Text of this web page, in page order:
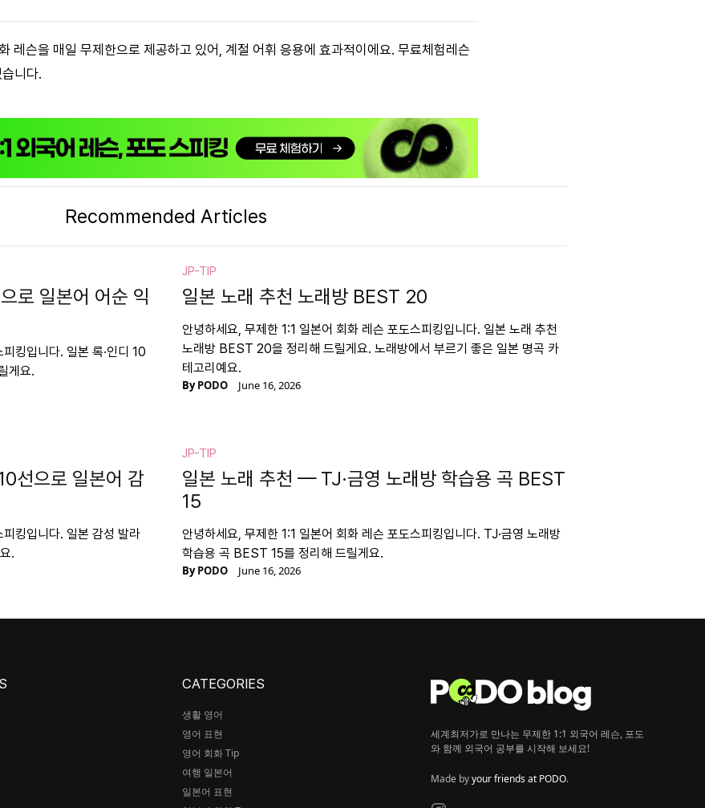
레슨을 매일 무제한으로 제공하고 있어, 계절 어휘 응용에 효과적이에요. 무료체험레슨
니다.
Recommended Articles
로 일본어 어순 익
킹입니다. 일본 록·인디 10
게요.
JP-TIP
일본 노래 추천 노래방 BEST 20
안녕하세요, 무제한 1:1 일본어 회화 레슨 포도스피킹입니다. 일본 노래 추천
노래방 BEST 20을 정리해 드릴게요. 노래방에서 부르기 좋은 일본 명곡 카
테고리예요.
ByPODO June 16, 2026
선으로 일본어 감
킹입니다. 일본 감성 발라
.
JP-TIP
일본 노래 추천 — TJ·금영 노래방 학습용 곡 BEST
15
안녕하세요, 무제한 1:1 일본어 회화 레슨 포도스피킹입니다. TJ·금영 노래방
학습용 곡 BEST 15를 정리해 드릴게요.
ByPODO June 16, 2026
CATEGORIES
생활 영어
영어 표현
영어 회화 Tip
여행 일본어
일본어 표현
세계최저가로 만나는 무제한 1:1 외국어 레슨, 포도
와 함께 외국어 공부를 시작해 보세요!
Made byyour friends at PODO.